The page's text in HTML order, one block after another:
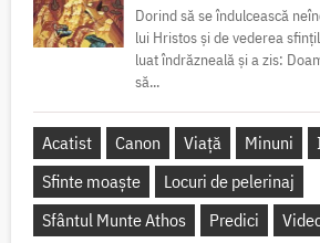
Dorind să se îndulcească
lui Hristos și de vederea
luat îndrăzneală și a zis:
să...
Acatist Canon Viață Minuni
Sfinte moaște
Locuri de pelerinaj
Sfântul Munte Athos
Predici